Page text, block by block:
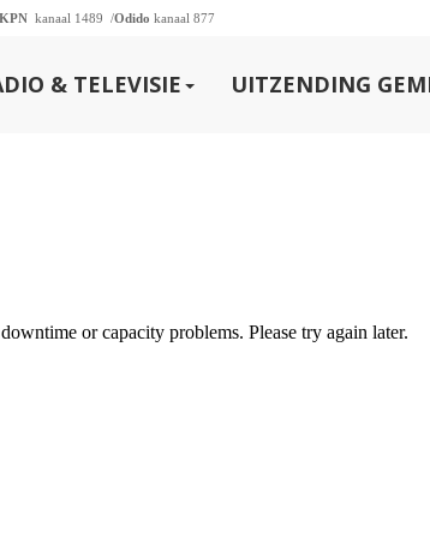
KPN kanaal 1489 /Odido kanaal 877
& TELEVISIE UITZENDING